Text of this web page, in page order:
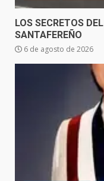
LOS SECRETOS
SANTAFEREÑO
6 de agosto de 2026